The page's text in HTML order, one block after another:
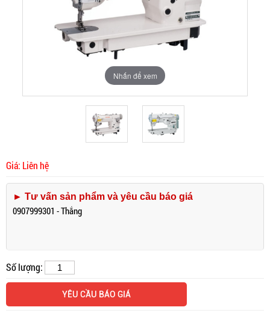
Nhấn để xem
Nhấn để xem
Giá: Liên hệ
► Tư vấn sản phẩm và yêu cầu báo giá
0907999301 - Thắng
Số lượng:
YÊU CẦU BÁO GIÁ